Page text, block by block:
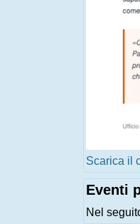
Scarica il
Eventi
Nel